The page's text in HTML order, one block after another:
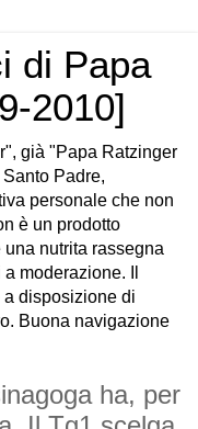
di Papa
2010]
già "Papa Ratzinger
Padre,
personale che non
è un prodotto
nutrita rassegna
moderazione. Il
disposizione di
Buona navigazione
ha, per